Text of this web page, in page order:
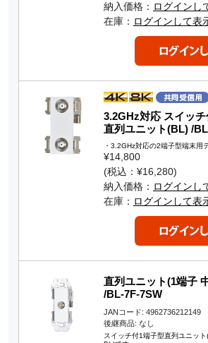
納入価格： ログインし
在庫： ログインして表
3.2GHz対応 スイッ
直列ユニット(BL) /
・3.2GHz対応の2端子型端末用
¥14,800
(税込：¥16,280)
納入価格： ログインし
在庫： ログインして表
直列ユニット(1端子
/BL-7F-7SW
JANコード: 4962736212149
後継商品: なし
スイッチ付1端子型直列ユニッ